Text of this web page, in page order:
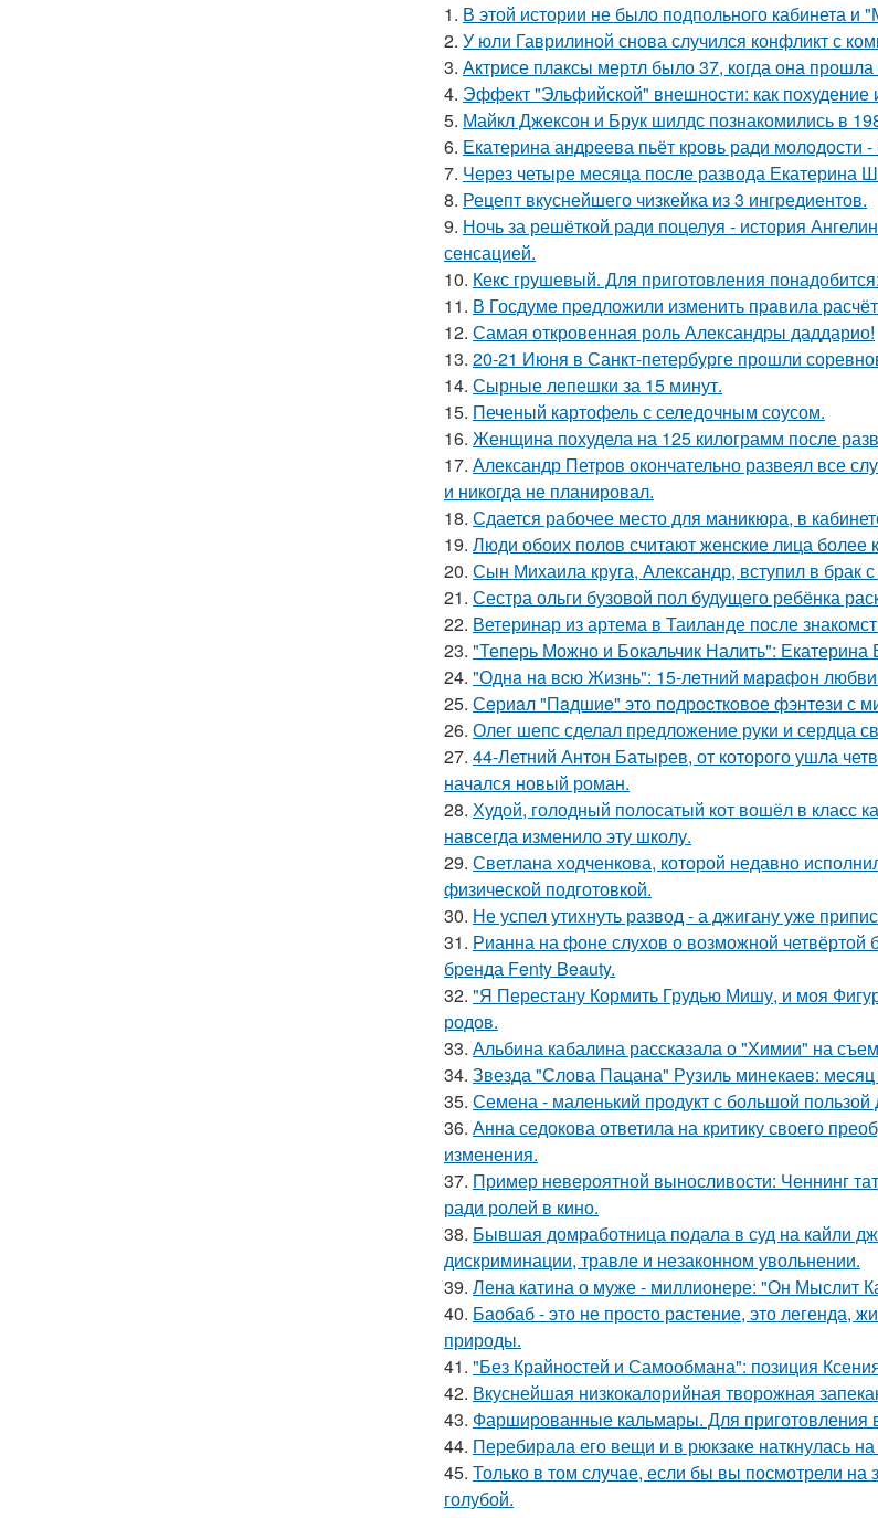
1. В этой истории не было подпольного кабинета
2. У юли Гаврилиной снова случился конфликт с
3. Актрисе плаксы мертл было 37, когда она
4. Эффект "Эльфийской" внешности: как
5. Майкл Джексон и Брук шилдс познакомились в
6. Екатерина андреева пьёт кровь ради молодости -
7. Через четыре месяца после развода Екатерина
8. Рецепт вкуснейшего чизкейка из 3 ингредиентов.
9. Ночь за решёткой ради поцелуя - история
сенсацией.
10. Кекс грушевый. Для приготовления понадобится:
11. В Госдуме пpeдложили изменить пpaвила
12. Самая откровенная роль Александры даддарио!
13. 20-21 Июня в Санкт-петербурге прошли
14. Сырные лепешки за 15 минут.
15. Печеный картофель с селедочным соусом.
16. Женщина похудела на 125 килограмм после
17. Александр Петров окончательно развеял все
и никогда не планировал.
18. Сдается рабочее место для маникюра, в
19. Люди обоих полов считают женские лица более
20. Сын Михаила круга, Александр, вступил в брак
21. Сестра ольги бузовой пол будущего ребёнка
22. Ветеринар из артема в Таиланде после
23. "Теперь Можно и Бокальчик Налить":
24. "Однa нa вcю Жизнь": 15-лeтний мapaфoн
25. Сeриaл "Пaдшиe" это пoдроcткoвое фэнтeзи с
26. Олег шепс сделал предложение руки и сердца
27. 44-Летний Антон Батырев, от которого ушла
начался новый роман.
28. Худой, голодный полосатый кот вошёл в класс
навсегда изменило эту школу.
29. Светлана ходченкова, которой недавно
физической подготовкой.
30. Не успел утихнуть развод - а джигану уже
31. Рианна на фоне слухов о возможной четвёртой
бренда Fenty Beauty.
32. "Я Перестану Кормить Грудью Мишу, и моя
родов.
33. Альбина кабалина рассказала о "Химии" на
34. Звезда "Слова Пацана" Рузиль минекаев:
35. Семена - маленький продукт с большой пользой
36. Анна седокова ответила на критику своего
изменения.
37. Пример невероятной выносливости: Ченнинг
ради ролей в кино.
38. Бывшая домработница подала в суд на кайли
дискриминации, травле и незаконном увольнении.
39. Лена катина о муже - миллионере: "Он Мыслит
40. Баобаб - это не просто растение, это легенда,
природы.
41. "Без Крайностей и Самообмана": позиция
42. Вкуснейшая низкокалорийная творожная
43. Фаршированные кальмары. Для приготовления
44. Перебирала его вещи и в рюкзаке наткнулась на
45. Только в том случае, если бы вы посмотрели
голубой.